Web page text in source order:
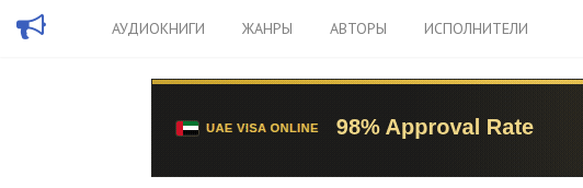
АУДИОКНИГИ ЖАНРЫ АВТОРЫ ИСПОЛНИТЕЛИ